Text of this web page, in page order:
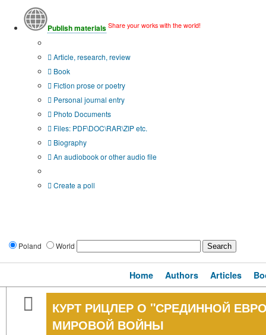
Publish materials Share your works with the world!
Article, research, review
Book
Fiction prose or poetry
Personal journal entry
Photo Documents
Files: PDF\DOC\RAR\ZIP etc.
Biography
An audiobook or other audio file
Create a poll
Poland World
Home Authors Articles
КУРТ РИЦЛЕР О "СРЕДИННОЙ
МИРОВОЙ ВОЙНЫ